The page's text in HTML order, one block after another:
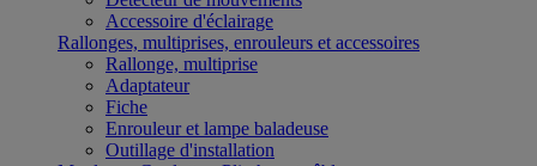
Accessoire d'éclairage
Rallonges, multiprises, enrouleurs et accessoires
Rallonge, multiprise
Adaptateur
Fiche
Enrouleur et lampe baladeuse
Outillage d'installation